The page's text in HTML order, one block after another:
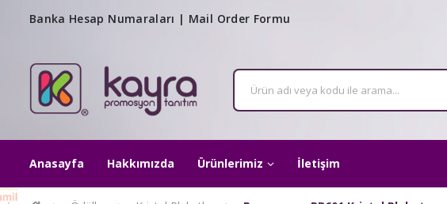
Banka Hesap Numaraları | Mail Order Formu
Anasayfa Hakkımızda Ürünlerimiz İletişim